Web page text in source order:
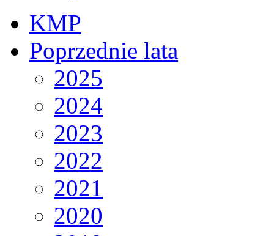
KMP
Poprzednie lata
2025
2024
2023
2022
2021
2020